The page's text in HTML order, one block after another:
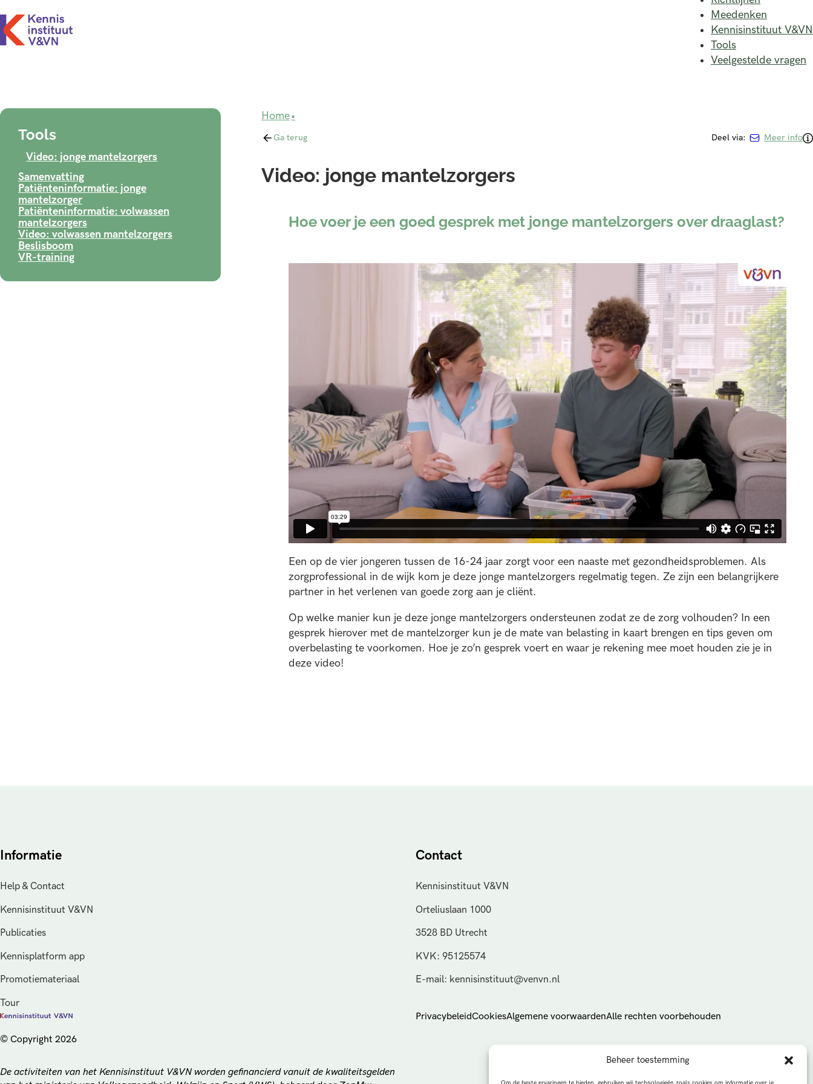
Beheer toestemming
Meedenken
Kennisinstituut V&VN
Tools
Veelgestelde vragen
Tools
Video: jonge mantelzorgers
Samenvatting
Patiënteninformatie: jonge
mantelzorger
Patiënteninformatie: volwassen
mantelzorgers
Video: volwassen mantelzorgers
Beslisboom
VR-training
Home
Ga terug Meer info
Deel via:
Video: jonge mantelzorgers
Hoe voer je een goed gesprek met jonge mantelzorgers over draaglast?
Een op de vier jongeren tussen de 16-24 jaar zorgt voor een naaste met gezondheidsproblemen. Als
zorgprofessional in de wijk kom je deze jonge mantelzorgers regelmatig tegen. Ze zijn een belangrijkere
partner in het verlenen van goede zorg aan je cliënt.
Op welke manier kun je deze jonge mantelzorgers ondersteunen zodat ze de zorg volhouden? In een
gesprek hierover met de mantelzorger kun je de mate van belasting in kaart brengen en tips geven om
overbelasting te voorkomen. Hoe je zo’n gesprek voert en waar je rekening mee moet houden zie je in
deze video!
Informatie
Help & Contact
Kennisinstituut V&VN
Publicaties
Kennisplatform app
Promotiemateriaal
Tour
Contact
Kennisinstituut V&VN
Orteliuslaan 1000
3528 BD Utrecht
KVK: 95125574
E-mail: kennisinstituut@venvn.nl
© Copyright 2026
De activiteiten van het Kennisinstituut V&VN worden gefinancierd vanuit de kwaliteitsgelden
PrivacybeleidCookiesAlgemene voorwaardenAlle rechten voorbehouden